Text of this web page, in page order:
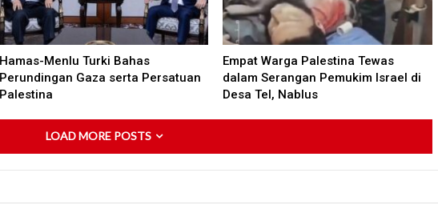
Hamas-Menlu Turki Bahas
Perundingan Gaza serta Persatuan
Palestina
Empat Warga Palestina Tewas
dalam Serangan Pemukim Israel di
Desa Tel, Nablus
LOAD MORE POSTS